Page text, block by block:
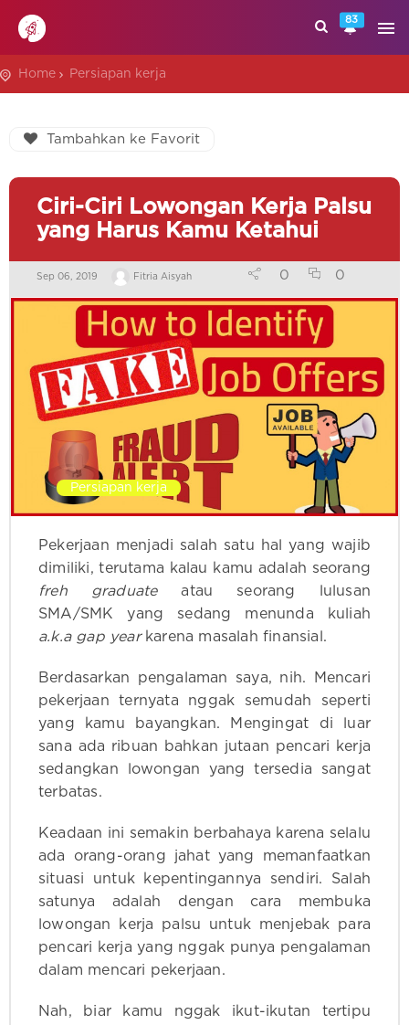
83
Home Persiapan kerja
Tambahkan ke Favorit
Ciri-Ciri Lowongan Kerja Palsu
yang Harus Kamu Ketahui
Sep 06, 2019 Fitria Aisyah 0 0
Persiapan kerja
Pekerjaan menjadi salah satu hal yang wajib
dimiliki, terutama kalau kamu adalah seorang
freh graduateatau seorang lulusan
SMA/SMK yang sedang menunda kuliah
a.k.a gap yearkarena masalah finansial.
Berdasarkan pengalaman saya, nih. Mencari
pekerjaan ternyata nggak semudah seperti
yang kamu bayangkan. Mengingat di luar
sana ada ribuan bahkan jutaan pencari kerja
sedangkan lowongan yang tersedia sangat
terbatas.
Keadaan ini semakin berbahaya karena selalu
ada orang-orang jahat yang memanfaatkan
situasi untuk kepentingannya sendiri. Salah
satunya adalah dengan cara membuka
lowongan kerja palsu untuk menjebak para
pencari kerja yang nggak punya pengalaman
dalam mencari pekerjaan.
Nah, biar kamu nggak ikut-ikutan tertipu